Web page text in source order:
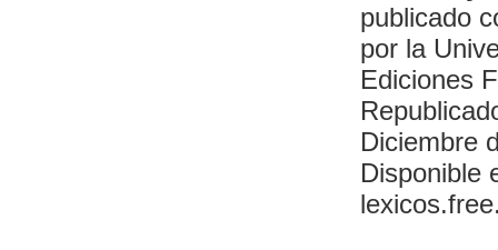
publicado
por la
Ediciones
Diciembre
Disponible